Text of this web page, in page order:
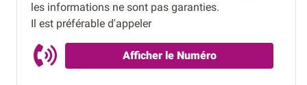
les informations ne sont pas garanties.
Il est préférable d'appeler
Afficher le Numéro